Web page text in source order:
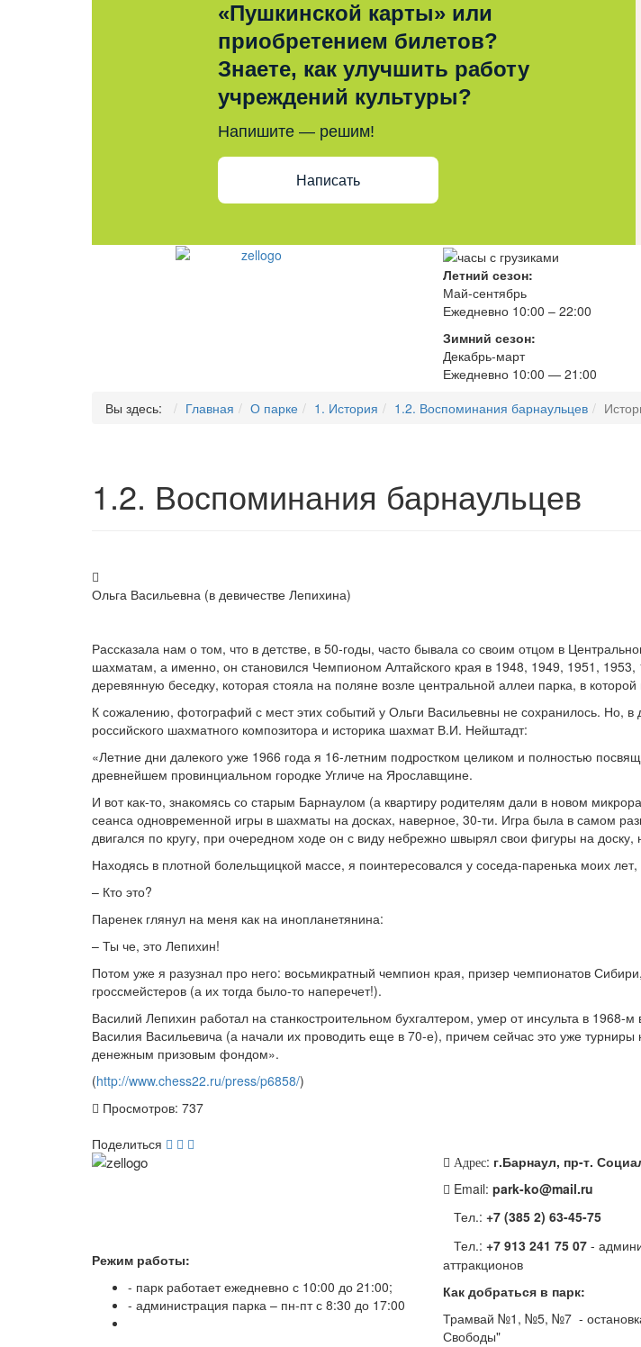
«Пушкинской карты» или
приобретением билетов?
Знаете, как улучшить работу
учреждений культуры?
Напишите — решим!
Написать
Летний сезон:
Май-сентябрь
Ежедневно 10:00 – 22:00
Зимний сезон:
Декабрь-март
Ежедневно 10:00 — 21:00
Вы здесь: Главная О парке 1. История 1.2. Воспоминания барнаульцев
1.2. Воспоминания барнаульцев
Ольга Васильевна (в девичестве Лепихина)
Рассказала нам о том, что в детстве, в 50-годы, часто бывала со своим отцом в
шахматам, а именно, он становился Чемпионом Алтайского края в 1948, 1949, 1951,
деревянную беседку, которая стояла на поляне возле центральной аллеи парка, в
К сожалению, фотографий с мест этих событий у Ольги Васильевны не сохранилось. Но,
российского шахматного композитора и историка шахмат В.И. Нейштадт:
«Летние дни далекого уже 1966 года я 16-летним подростком целиком и полностью
древнейшем провинциальном городке Угличе на Ярославщине.
И вот как-то, знакомясь со старым Барнаулом (а квартиру родителям дали в новом
сеанса одновременной игры в шахматы на досках, наверное, 30-ти. Игра была в самом
двигался по кругу, при очередном ходе он с виду небрежно швырял свои фигуры на
Находясь в плотной болельщицкой массе, я поинтересовался у соседа-паренька моих лет,
– Кто это?
Паренек глянул на меня как на инопланетянина:
– Ты че, это Лепихин!
Потом уже я разузнал про него: восьмикратный чемпион края, призер чемпионатов
гроссмейстеров (а их тогда было-то наперечет!).
Василий Лепихин работал на станкостроительном бухгалтером, умер от инсульта в
Василия Васильевича (а начали их проводить еще в 70-е), причем сейчас это уже
денежным призовым фондом».
(http://www.chess22.ru/press/p6858/)
Просмотров: 737
Поделиться
Режим работы:
- парк работает ежедневно с 10:00 до 21:00;
- администрация парка – пн-пт с 8:30 до 17:00
Адрес: г.Барнаул, пр-т.
Email: park-ko@mail.ru
Тел.: +7 (385 2) 63-45-75
Тел.: +7 913 241 75 07 -
аттракционов
Как добраться в парк:
Трамвай №1, №5, №7 -
Свободы"